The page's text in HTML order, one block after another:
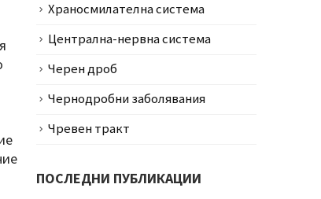
Храносмилателна система
Централна-нервна система
Черен дроб
Чернодробни заболявания
Чревен тракт
ПОСЛЕДНИ ПУБЛИКАЦИИ